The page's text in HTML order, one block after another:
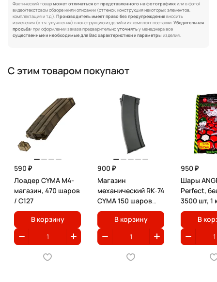
Фактический товарможет отличаться от представленного на фотографияхили в фото/
видео/текстовом обзоре и/или описании (оттенок, конструкция некоторых элементов,
комплектация и т.д.).Производитель имеет право без предупреждениявносить
изменения (в т.ч. улучшения) в конструкцию изделий и их комплект поставки.Убедительная
просьба: при оформлении заказа предварительноуточнятьу менеджера все
существенные и необходимые для Вас характеристики и параметры изделия.
С этим товаром покупают
590 ₽
Лоадер CYMA M4-
магазин, 470 шаров
/ C127
В корзину
900 ₽
Магазин
механический RK-74
CYMA 150 шаров
черный / C72
В корзину
950 ₽
Шары
Perfect,
3500 шт, 1
В